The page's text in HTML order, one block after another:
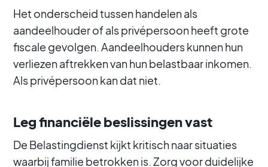
Het onderscheid tussen handelen als
aandeelhouder of als privépersoon heeft grote
fiscale gevolgen. Aandeelhouders kunnen hun
verliezen aftrekken van hun belastbaar inkomen.
Als privépersoon kan dat niet.
Leg financiële beslissingen vast
De Belastingdienst kijkt kritisch naar situaties
waarbij familie betrokken is. Zorg voor duidelijke